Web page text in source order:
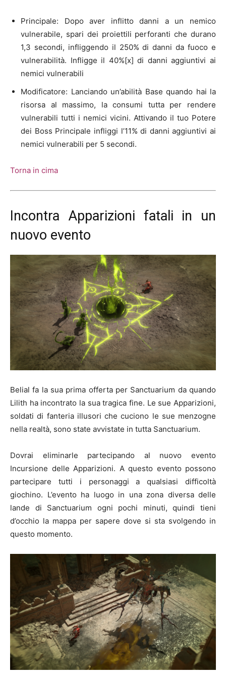
Principale: Dopo aver inflitto danni a un nemico
vulnerabile, spari dei proiettili perforanti che durano
1,3 secondi, infliggendo il 250% di danni da fuoco e
vulnerabilità. Infligge il 40%[x] di danni aggiuntivi ai
nemici vulnerabili
Modificatore: Lanciando un’abilità Base quando hai la
risorsa al massimo, la consumi tutta per rendere
vulnerabili tutti i nemici vicini. Attivando il tuo Potere
dei Boss Principale infliggi l’11% di danni aggiuntivi ai
nemici vulnerabili per 5 secondi.
Torna in cima
Incontra Apparizioni fatali in un
nuovo evento
Belial fa la sua prima offerta per Sanctuarium da quando
Lilith ha incontrato la sua tragica fine. Le sue Apparizioni,
soldati di fanteria illusori che cuciono le sue menzogne
nella realtà, sono state avvistate in tutta Sanctuarium.
Dovrai eliminarle partecipando al nuovo evento
Incursione delle Apparizioni. A questo evento possono
partecipare tutti i personaggi a qualsiasi difficoltà
giochino. L’evento ha luogo in una zona diversa delle
lande di Sanctuarium ogni pochi minuti, quindi tieni
d’occhio la mappa per sapere dove si sta svolgendo in
questo momento.